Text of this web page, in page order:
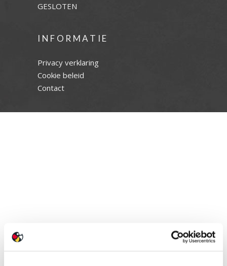
GESLOTEN
INFORMATIE
Privacy verklaring
Cookie beleid
Contact